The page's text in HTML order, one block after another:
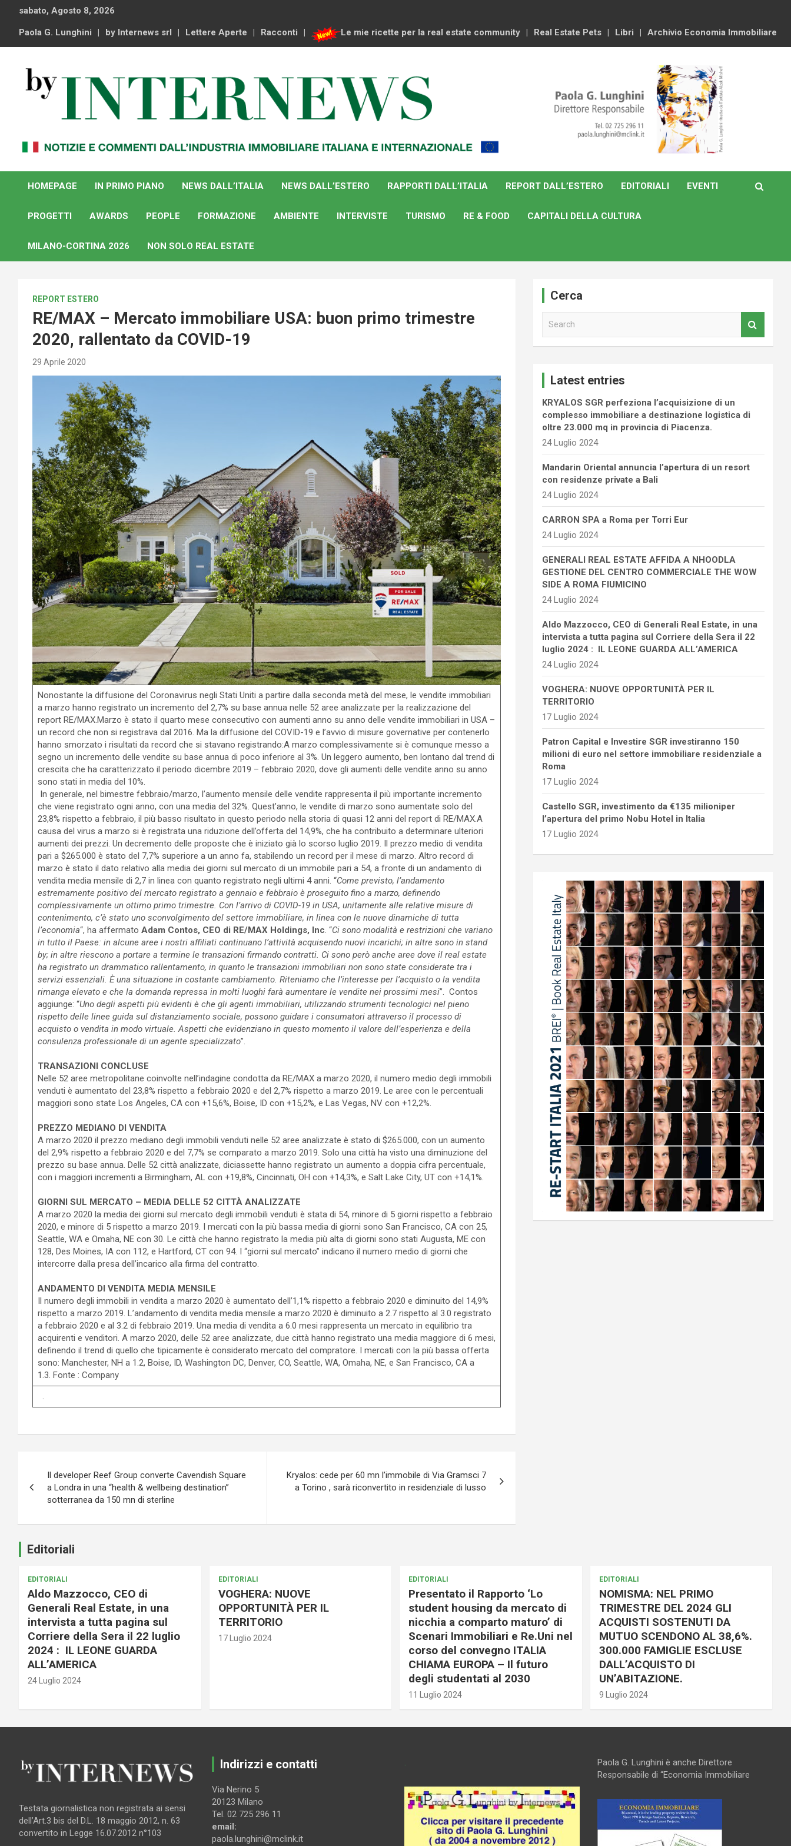
content
sabato, Agosto 8, 2026
Paola G. Lunghini by Internews srl Lettere Aperte Racconti Le mie ricette per la real estate community Real Estate Pets Libri Archivio Economia Immobiliare
By Internews
internazionale
HOMEPAGE
IN PRIMO PIANO NEWS DALL’ITALIA NEWS DALL’ESTERO RAPPORTI DALL’ITALIA REPORT DALL’ESTERO EDITORIALI EVENTI
PROGETTI AWARDS PEOPLE FORMAZIONE AMBIENTE INTERVISTE TURISMO RE & FOOD CAPITALI DELLA CULTURA
MILANO-CORTINA 2026 NON SOLO REAL ESTATE
REPORT ESTERO
RE/MAX – Mercato immobiliare USA: buon primo trimestre
2020, rallentato da COVID-19
29 Aprile 2020
Nonostante la diffusione del Coronavirus negli Stati Uniti a partire dalla seconda metà del mese, le vendite immobiliari
a marzo hanno registrato un incremento del 2,7% su base annua nelle 52 aree analizzate per la realizzazione del
report RE/MAX.Marzo è stato il quarto mese consecutivo con aumenti anno su anno delle vendite immobiliari in USA –
un record che non si registrava dal 2016. Ma la diffusione del COVID-19 e l’avvio di misure governative per contenerlo
hanno smorzato i risultati da record che si stavano registrando:A marzo complessivamente si è comunque messo a
segno un incremento delle vendite su base annua di poco inferiore al 3%. Un leggero aumento, ben lontano dal trend di
crescita che ha caratterizzato il periodo dicembre 2019 – febbraio 2020, dove gli aumenti delle vendite anno su anno
sono stati in media del 10%.
In generale, nel bimestre febbraio/marzo, l’aumento mensile delle vendite rappresenta il più importante incremento
che viene registrato ogni anno, con una media del 32%. Quest’anno, le vendite di marzo sono aumentate solo del
23,8% rispetto a febbraio, il più basso risultato in questo periodo nella storia di quasi 12 anni del report di RE/MAX.A
causa del virus a marzo si è registrata una riduzione dell’offerta del 14,9%, che ha contribuito a determinare ulteriori
aumenti dei prezzi. Un decremento delle proposte che è iniziato già lo scorso luglio 2019. Il prezzo medio di vendita
pari a $265.000 è stato del 7,7% superiore a un anno fa, stabilendo un record per il mese di marzo. Altro record di
marzo è stato il dato relativo alla media dei giorni sul mercato di un immobile pari a 54, a fronte di un andamento di
vendita media mensile di 2,7 in linea con quanto registrato negli ultimi 4 anni. “Come previsto, l’andamento
estremamente positivo del mercato registrato a gennaio e febbraio è proseguito fino a marzo, definendo
complessivamente un ottimo primo trimestre. Con l’arrivo di COVID-19 in USA, unitamente alle relative misure di
contenimento, c’è stato uno sconvolgimento del settore immobiliare, in linea con le nuove dinamiche di tutta
l’economia“, ha affermato Adam Contos, CEO di RE/MAX Holdings, Inc . “Ci sono modalità e restrizioni che variano
in tutto il Paese: in alcune aree i nostri affiliati continuano l’attività acquisendo nuovi incarichi; in altre sono in stand
by; in altre riescono a portare a termine le transazioni firmando contratti. Ci sono però anche aree dove il real estate
ha registrato un drammatico rallentamento, in quanto le transazioni immobiliari non sono state considerate tra i
servizi essenziali. È una situazione in costante cambiamento. Riteniamo che l’interesse per l’acquisto o la vendita
rimanga elevato e che la domanda repressa in molti luoghi farà aumentare le vendite nei prossimi mesi”. Contos
aggiunge: “Uno degli aspetti più evidenti è che gli agenti immobiliari, utilizzando strumenti tecnologici nel pieno
rispetto delle linee guida sul distanziamento sociale, possono guidare i consumatori attraverso il processo di
acquisto o vendita in modo virtuale. Aspetti che evidenziano in questo momento il valore dell’esperienza e della
consulenza professionale di un agente specializzato”.
TRANSAZIONI CONCLUSE
Nelle 52 aree metropolitane coinvolte nell’indagine condotta da RE/MAX a marzo 2020, il numero medio degli immobili
venduti è aumentato del 23,8% rispetto a febbraio 2020 e del 2,7% rispetto a marzo 2019. Le aree con le percentuali
maggiori sono state Los Angeles, CA con +15,6%, Boise, ID con +15,2%, e Las Vegas, NV con +12,2%.
PREZZO MEDIANO DI VENDITA
A marzo 2020 il prezzo mediano degli immobili venduti nelle 52 aree analizzate è stato di $265.000, con un aumento
del 2,9% rispetto a febbraio 2020 e del 7,7% se comparato a marzo 2019. Solo una città ha visto una diminuzione del
prezzo su base annua. Delle 52 città analizzate, diciassette hanno registrato un aumento a doppia cifra percentuale,
con i maggiori incrementi a Birmingham, AL con +19,8%, Cincinnati, OH con +14,3%, e Salt Lake City, UT con +14,1%.
GIORNI SUL MERCATO – MEDIA DELLE 52 CITTÀ ANALIZZATE
A marzo 2020 la media dei giorni sul mercato degli immobili venduti è stata di 54, minore di 5 giorni rispetto a febbraio
2020, e minore di 5 rispetto a marzo 2019. I mercati con la più bassa media di giorni sono San Francisco, CA con 25,
Seattle, WA e Omaha, NE con 30. Le città che hanno registrato la media più alta di giorni sono stati Augusta, ME con
128, Des Moines, IA con 112, e Hartford, CT con 94. I “giorni sul mercato” indicano il numero medio di giorni che
intercorre dalla presa dell’incarico alla firma del contratto.
ANDAMENTO DI VENDITA MEDIA MENSILE
Il numero degli immobili in vendita a marzo 2020 è aumentato dell’1,1% rispetto a febbraio 2020 e diminuito del 14,9%
rispetto a marzo 2019. L’andamento di vendita media mensile a marzo 2020 è diminuito a 2.7 rispetto al 3.0 registrato
a febbraio 2020 e al 3.2 di febbraio 2019. Una media di vendita a 6.0 mesi rappresenta un mercato in equilibrio tra
acquirenti e venditori. A marzo 2020, delle 52 aree analizzate, due città hanno registrato una media maggiore di 6 mesi,
definendo il trend di quello che tipicamente è considerato mercato del compratore. I mercati con la più bassa offerta
sono: Manchester, NH a 1.2, Boise, ID, Washington DC, Denver, CO, Seattle, WA, Omaha, NE, e San Francisco, CA a
1.3. Fonte : Company
articoli
Il developer Reef Group converte Cavendish Square
a Londra in una “health & wellbeing destination”
sotterranea da 150 mn di sterline
Kryalos: cede per 60 mn l’immobile di Via Gramsci 7
a Torino , sarà riconvertito in residenziale di lusso
Cerca
Latest entries
KRYALOS SGR perfeziona l’acquisizione di un
complesso immobiliare a destinazione logistica di
oltre 23.000 mq in provincia di Piacenza.
24 Luglio 2024
Mandarin Oriental annuncia l’apertura di un resort
con residenze private a Bali
24 Luglio 2024
CARRON SPA a Roma per Torri Eur
24 Luglio 2024
GENERALI REAL ESTATE AFFIDA A NHOODLA
GESTIONE DEL CENTRO COMMERCIALE THE WOW
SIDE A ROMA FIUMICINO
24 Luglio 2024
Aldo Mazzocco, CEO di Generali Real Estate, in una
intervista a tutta pagina sul Corriere della Sera il 22
luglio 2024 : IL LEONE GUARDA ALL’AMERICA
24 Luglio 2024
VOGHERA: NUOVE OPPORTUNITÀ PER IL
TERRITORIO
17 Luglio 2024
Patron Capital e Investire SGR investiranno 150
milioni di euro nel settore immobiliare residenziale a
Roma
17 Luglio 2024
Castello SGR, investimento da €135 milioniper
l’apertura del primo Nobu Hotel in Italia
17 Luglio 2024
Editoriali
EDITORIALI
Aldo Mazzocco, CEO di
Generali Real Estate, in una
intervista a tutta pagina sul
Corriere della Sera il 22 luglio
2024 : IL LEONE GUARDA
ALL’AMERICA
24 Luglio 2024
EDITORIALI
VOGHERA: NUOVE
OPPORTUNITÀ PER IL
TERRITORIO
17 Luglio 2024
EDITORIALI
Presentato il Rapporto ‘Lo
student housing da mercato di
nicchia a comparto maturo’ di
Scenari Immobiliari e Re.Uni nel
corso del convegno ITALIA
CHIAMA EUROPA – Il futuro
degli studentati al 2030
11 Luglio 2024
EDITORIALI
NOMISMA: NEL PRIMO
TRIMESTRE DEL 2024 GLI
ACQUISTI SOSTENUTI DA
MUTUO SCENDONO AL 38,6%.
300.000 FAMIGLIE ESCLUSE
DALL’ACQUISTO DI
UN’ABITAZIONE.
9 Luglio 2024
Testata giornalistica non registrata ai sensi
dell’Art.3 bis del D.L. 18 maggio 2012, n. 63
convertito in Legge 16.07.2012 n°103
Indirizzi e contatti
Via Nerino 5
20123 Milano
Tel. 02 725 296 11
email:
paola.lunghini@mclink.it
Paola G. Lunghini è anche Direttore
Responsabile di “Economia Immobiliare